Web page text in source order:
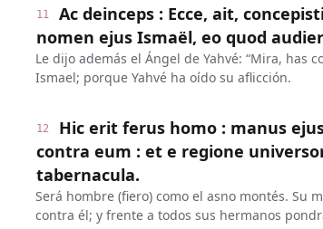
11
Ac deinceps : Ecce, ait,
nomen ejus Ismaël, eo quod
Le dijo además el Ángel de Yahvé: “Mira, has
Ismael; porque Yahvé ha oído su aflicción.
12
Hic erit ferus homo : manus
contra eum : et e regione
tabernacula.
Será hombre (fiero) como el asno montés. Su
contra él; y frente a todos sus hermanos